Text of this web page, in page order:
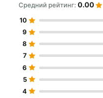
Средний рейтинг: 0.00
10
9
8
7
6
5
4